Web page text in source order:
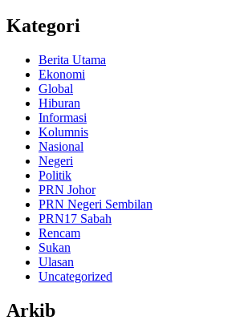
Kategori
Berita Utama
Ekonomi
Global
Hiburan
Informasi
Kolumnis
Nasional
Negeri
Politik
PRN Johor
PRN Negeri Sembilan
PRN17 Sabah
Rencam
Sukan
Ulasan
Uncategorized
Arkib